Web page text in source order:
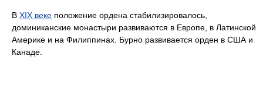
В XIX веке положение ордена стабилизировалось,
доминиканские монастыри развиваются в Европе, в Латинской
Америке и на Филиппинах. Бурно развивается орден в США и
Канаде.